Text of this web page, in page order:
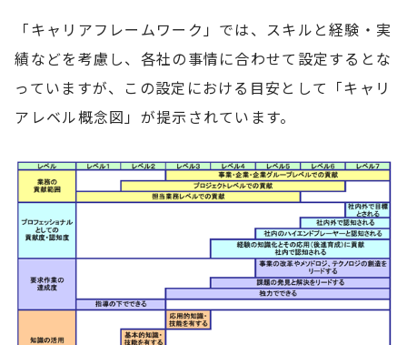
「キャリアフレームワーク」では、スキルと経験・実
績などを考慮し、各社の事情に合わせて設定するとな
っていますが、この設定における目安として「キャリ
アレベル概念図」が提示されています。